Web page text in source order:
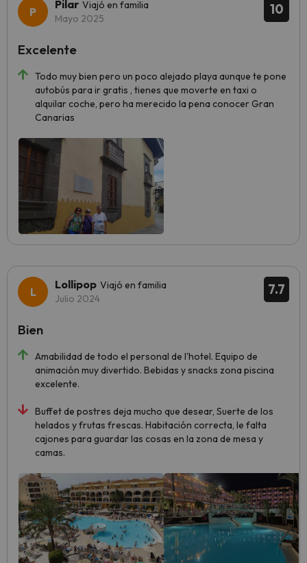
10
Pilar Viajó en familia
Mayo 2025
Todo muy bien pero un poco alejado playa aunque te pone
autobús para ir gratis , tienes que moverte en taxi o
alquilar coche, pero ha merecido la pena conocer Gran
Canarias
Excelente
7.7
Lollipop Viajó en familia
Julio 2024
Amabilidad de todo el personal de l'hotel. Equipo de
animación muy divertido. Bebidas y snacks zona piscina
excelente.
Buffet de postres deja mucho que desear, Suerte de los
helados y frutas frescas. Habitación correcta, le falta
cajones para guardar las cosas en la zona de mesa y
camas.
Bien